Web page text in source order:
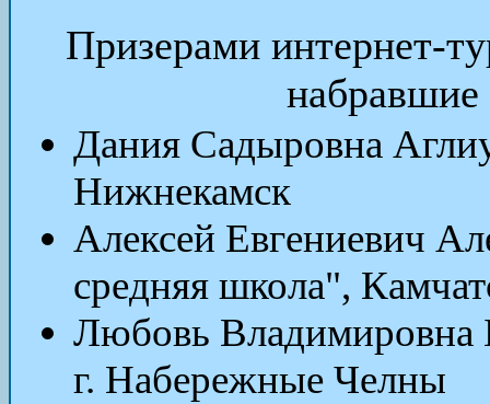
Призерами интернет-
набравшие
Дания Садыровна
Нижнекамск
Алексей Евгениевич
средняя школа",
Любовь
г. Набережные Челны